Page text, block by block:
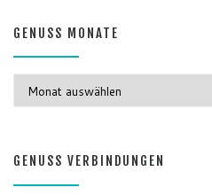
GENUSS MONATE
GENUSS VERBINDUNGEN